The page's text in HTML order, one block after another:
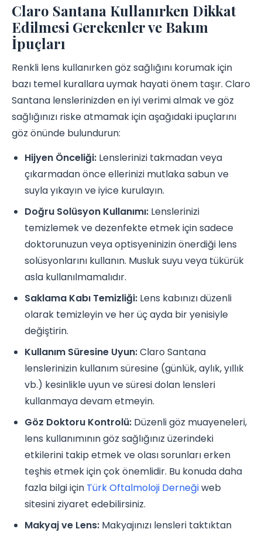
Claro Santana Kullanırken Dikkat
Edilmesi Gerekenler ve Bakım
İpuçları
Renkli lens kullanırken göz sağlığını korumak için
bazı temel kurallara uymak hayati önem taşır. Claro
Santana lenslerinizden en iyi verimi almak ve göz
sağlığınızı riske atmamak için aşağıdaki ipuçlarını
göz önünde bulundurun:
Hijyen Önceliği: Lenslerinizi takmadan veya
çıkarmadan önce ellerinizi mutlaka sabun ve
suyla yıkayın ve iyice kurulayın.
Doğru Solüsyon Kullanımı: Lenslerinizi
temizlemek ve dezenfekte etmek için sadece
doktorunuzun veya optisyeninizin önerdiği lens
solüsyonlarını kullanın. Musluk suyu veya tükürük
asla kullanılmamalıdır.
Saklama Kabı Temizliği: Lens kabınızı düzenli
olarak temizleyin ve her üç ayda bir yenisiyle
değiştirin.
Kullanım Süresine Uyun:Claro Santana
lenslerinizin kullanım süresine (günlük, aylık, yıllık
vb.) kesinlikle uyun ve süresi dolan lensleri
kullanmaya devam etmeyin.
Göz Doktoru Kontrolü: Düzenli göz muayeneleri,
lens kullanımının göz sağlığınız üzerindeki
etkilerini takip etmek ve olası sorunları erken
teşhis etmek için çok önemlidir. Bu konuda daha
fazla bilgi için Türk Oftalmoloji Derneğiweb
sitesini ziyaret edebilirsiniz.
Makyaj ve Lens: Makyajınızı lensleri taktıktan